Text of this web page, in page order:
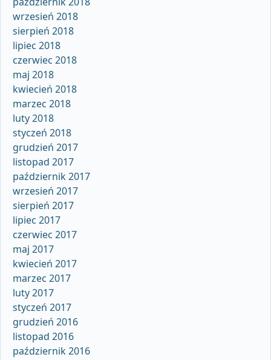
wrzesień 2018
sierpień 2018
lipiec 2018
czerwiec 2018
maj 2018
kwiecień 2018
marzec 2018
luty 2018
styczeń 2018
grudzień 2017
listopad 2017
październik 2017
wrzesień 2017
sierpień 2017
lipiec 2017
czerwiec 2017
maj 2017
kwiecień 2017
marzec 2017
luty 2017
styczeń 2017
grudzień 2016
listopad 2016
październik 2016